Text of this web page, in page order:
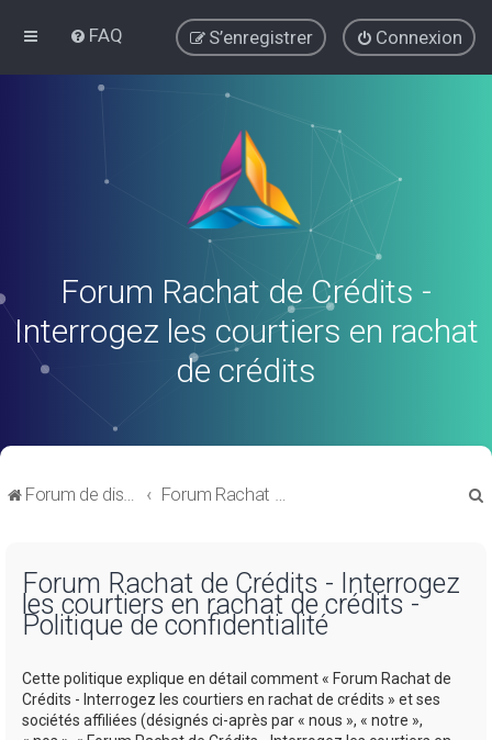
FAQ Connexion
S’enregistrer
Forum Rachat de Crédits -
Interrogez les courtiers en rachat
de crédits
Forum de discussions sur le Regroupement de Crédits et le Rachat de Crédits Forum Rachat de Crédits
Forum Rachat de Crédits - Interrogez
les courtiers en rachat de crédits -
Politique de confidentialité
Cette politique explique en détail comment « Forum Rachat de
Crédits - Interrogez les courtiers en rachat de crédits » et ses
sociétés affiliées (désignés ci-après par « nous », « notre »,